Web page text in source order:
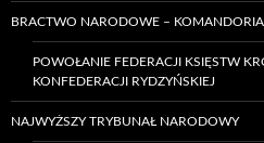
BRACTWO NARODOWE –
POWOŁANIE FEDERACJI KSIĘSTW
KONFEDERACJI RYDZYŃSKIEJ
NAJWYŻSZY TRYBUNAŁ NARODOWY